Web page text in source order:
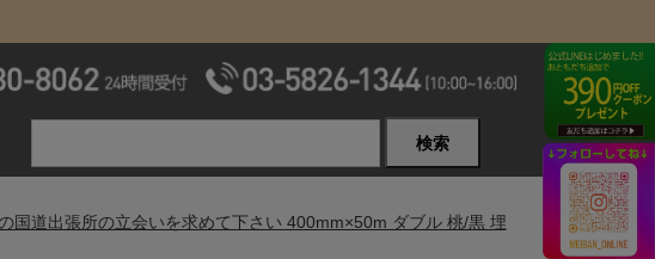
検索
国道出張所の立会いを求めて下さい 400mm×50m ダブル 桃/黒 埋